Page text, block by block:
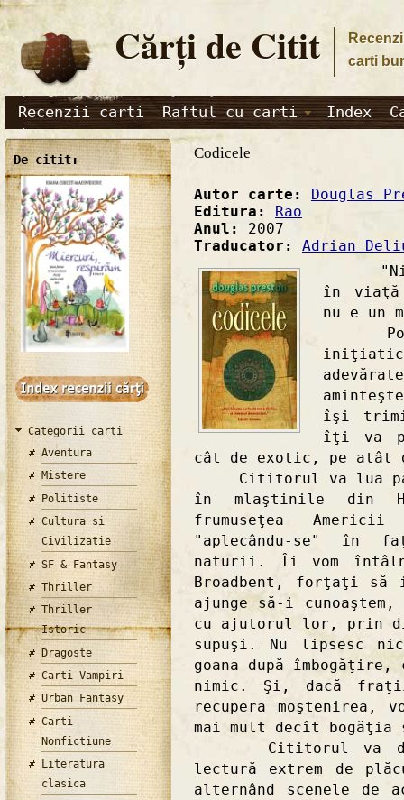
Cărţi de Citit
carti
Recenzii carti Raftul cu carti Index
De citit:
Categorii carti
Aventura
Mistere
Politiste
Cultura si
Civilizatie
SF & Fantasy
Thriller
Thriller
Istoric
Dragoste
Carti Vampiri
Urban Fantasy
Carti
Nonfictiune
Literatura
clasica
Codicele
Autor carte: Douglas
Editura: Rao
Anul: 2007
Traducator: Adrian
în viaţă
nu e un
îşi
îţi va
cât de exotic, pe atât
Cititorul va lua
în mlaştinile din
frumuseţea
"aplecându-se" în
naturii. Îi vom
Broadbent, forţaţi să
ajunge să-i
cu ajutorul lor, prin
supuşi. Nu lipsesc
goana după
nimic. Şi, dacă
recupera
mai mult decît
Cititorul va
lectură extrem de
alternând scenele de